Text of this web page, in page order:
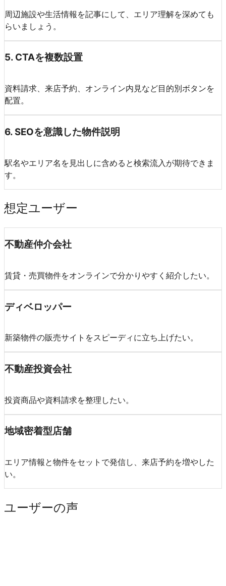
周辺施設や生活情報を記事にして、エリア理解を深めても
らいましょう。
5. CTAを複数設置
資料請求、来店予約、オンライン内見など目的別ボタンを
配置。
6. SEOを意識した物件説明
駅名やエリア名を見出しに含めると検索流入が期待できま
す。
想定ユーザー
不動産仲介会社
賃貸・売買物件をオンラインで分かりやすく紹介したい。
ディベロッパー
新築物件の販売サイトをスピーディに立ち上げたい。
不動産投資会社
投資商品や資料請求を整理したい。
地域密着型店舗
エリア情報と物件をセットで発信し、来店予約を増やした
い。
ユーザーの声